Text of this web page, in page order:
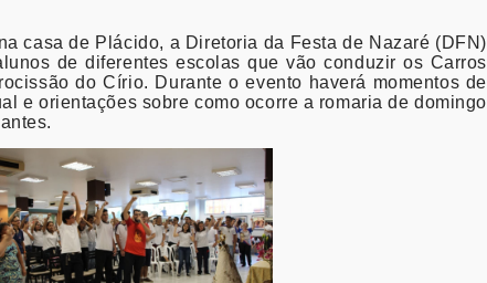
casa de Plácido, a Diretoria da Festa de Nazaré (DFN)
de diferentes escolas que vão conduzir os Carros
do Círio. Durante o evento haverá momentos de
e orientações sobre como ocorre a romaria de domingo